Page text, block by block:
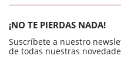
¡NO TE PIERDAS NADA!
Suscríbete a nuestro
de todas nuestras